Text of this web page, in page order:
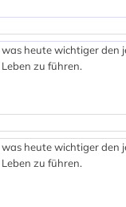
heute wichtiger den
zu führen.
heute wichtiger den
zu führen.